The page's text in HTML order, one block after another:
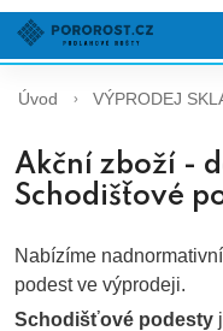
Úvod VÝPRODEJ
Akční zboží -
Schodišťové
Nabízíme
podest ve výprodeji.
Schodišťové podesty